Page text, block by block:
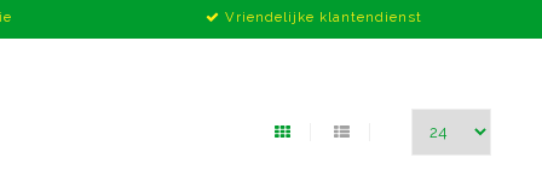
Vriendelijke klantendienst